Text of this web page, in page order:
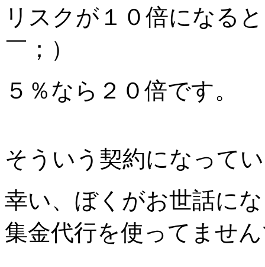
リスクが１０倍になる
￣；）
５％なら２０倍です。
そういう契約になって
幸い、ぼくがお世話に
集金代行を使ってませ